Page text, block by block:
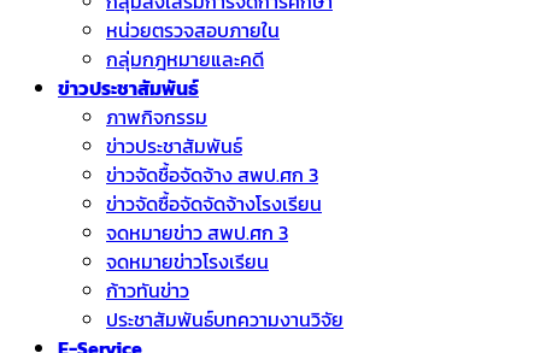
หน่วยตรวจสอบภายใน
กลุ่มกฎหมายและคดี
ข่าวประชาสัมพันธ์
ภาพกิจกรรม
ข่าวประชาสัมพันธ์
ข่าวจัดชื้อจัดจ้าง สพป.ศก 3
ข่าวจัดซื้อจัดจัดจ้างโรงเรียน
จดหมายข่าว สพป.ศก 3
จดหมายข่าวโรงเรียน
ก้าวทันข่าว
ประชาสัมพันธ์บทความงานวิจัย